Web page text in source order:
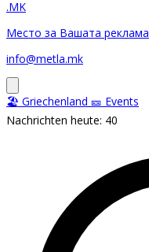
.MK
Место за Вашата реклама
info@metla.mk
🏖️ Griechenland 🎫 Events
Nachrichten heute: 40